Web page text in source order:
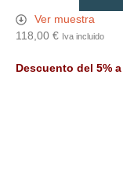
Ver muestra
118,00 € Iva incluido
Descuento del 5%